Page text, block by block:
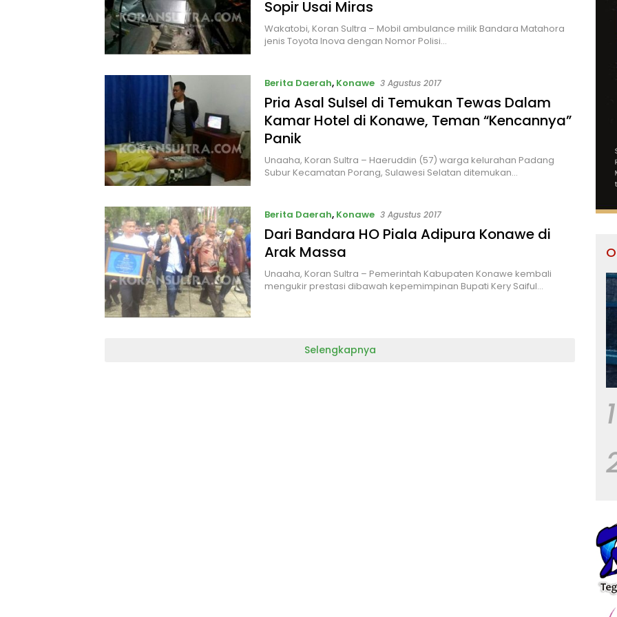
Sopir Usai Miras
Wakatobi, Koran Sultra – Mobil ambulance milik Bandara Matahora
jenis Toyota Inova dengan Nomor Polisi…
Berita Daerah, Konawe 3 Agustus 2017
Pria Asal Sulsel di Temukan Tewas Dalam
Kamar Hotel di Konawe, Teman “Kencannya”
Panik
Unaaha, Koran Sultra – Haeruddin (57) warga kelurahan Padang
Subur Kecamatan Porang, Sulawesi Selatan ditemukan…
Berita Daerah, Konawe 3 Agustus 2017
Dari Bandara HO Piala Adipura Konawe di
Arak Massa
Unaaha, Koran Sultra – Pemerintah Kabupaten Konawe kembali
mengukir prestasi dibawah kepemimpinan Bupati Kery Saiful…
Selengkapnya
1